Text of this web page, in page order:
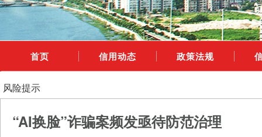
首页 信用动态 政策法规
风险提示
“AI换脸”诈骗案频发亟待防范治理